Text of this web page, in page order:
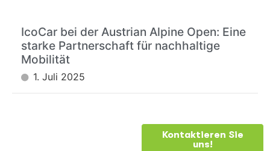
IcoCar bei der Austrian Alpine Open: Eine
starke Partnerschaft für nachhaltige
Mobilität
1. Juli 2025
Kontaktieren Sie
uns!